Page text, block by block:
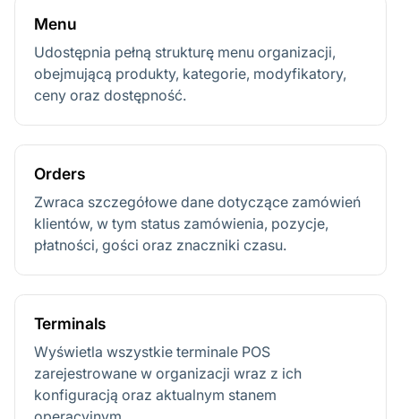
Menu
Udostępnia pełną strukturę menu organizacji,
obejmującą produkty, kategorie, modyfikatory,
ceny oraz dostępność.
Orders
Zwraca szczegółowe dane dotyczące zamówień
klientów, w tym status zamówienia, pozycje,
płatności, gości oraz znaczniki czasu.
Terminals
Wyświetla wszystkie terminale POS
zarejestrowane w organizacji wraz z ich
konfiguracją oraz aktualnym stanem